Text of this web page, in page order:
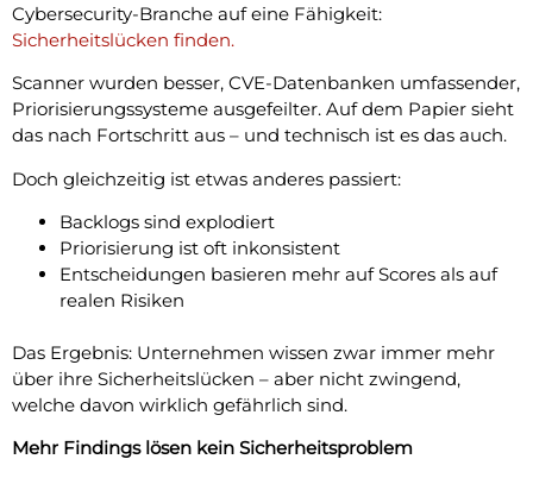
Cybersecurity-Branche auf eine Fähigkeit:
Sicherheitslücken finden.
Scanner wurden besser, CVE-Datenbanken umfassender,
Priorisierungssysteme ausgefeilter. Auf dem Papier sieht
das nach Fortschritt aus – und technisch ist es das auch.
Doch gleichzeitig ist etwas anderes passiert:
Backlogs sind explodiert
Priorisierung ist oft inkonsistent
Entscheidungen basieren mehr auf Scores als auf
realen Risiken
Das Ergebnis: Unternehmen wissen zwar immer mehr
über ihre Sicherheitslücken – aber nicht zwingend,
welche davon wirklich gefährlich sind.
Mehr Findings lösen kein Sicherheitsproblem